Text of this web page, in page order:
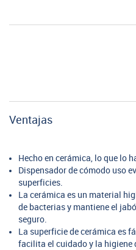
Ventajas
Hecho en cerámica, lo que lo
Dispensador de cómodo uso
superficies.
La cerámica es un material
de bacterias y mantiene el
seguro.
La superficie de cerámica es
facilita el cuidado y la higiene